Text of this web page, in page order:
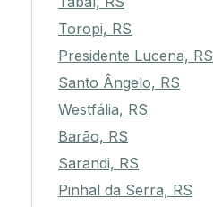
Toropi, RS
Presidente Lucena, RS
Santo Ângelo, RS
Westfália, RS
Barão, RS
Sarandi, RS
Pinhal da Serra, RS